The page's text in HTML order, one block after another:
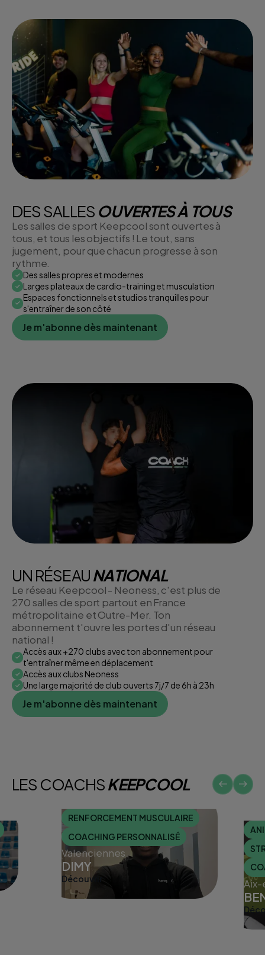
DES SALLES OUVERTES À TOUS
Les salles de sport Keepcool sont ouvertes à
tous, et tous les objectifs ! Le tout, sans
jugement, pour que chacun progresse à son
rythme.
Des salles propres et modernes
Larges plateaux de cardio-training et musculation
Espaces fonctionnels et studios tranquilles pour
s'entraîner de son côté
Je m'abonne dès maintenant
UN RÉSEAUNATIONAL
Le réseau Keepcool - Neoness, c'est plus de
270 salles de sport partout en France
métropolitaine et Outre-Mer. Ton
abonnement t'ouvre les portes d'un réseau
national !
Accès aux +270 clubs avec ton abonnement pour
t'entraîner même en déplacement
Accès aux clubs Neoness
Une large majorité de club ouverts 7j/7 de 6h à 23h
Je m'abonne dès maintenant
LES COACHSKEEPCOOL
RENFORCEMENT MUSCULAIRE
COACHING PERSONNALISÉ
Valenciennes
DIMY
Découvrir Aix-